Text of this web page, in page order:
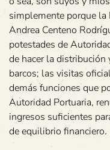
simplemente porque la
Andrea Centeno
potestades de
de hacer la
barcos; las visitas
demás funciones que
Autoridad Portuaria,
ingresos suficientes
de equilibrio financiero.